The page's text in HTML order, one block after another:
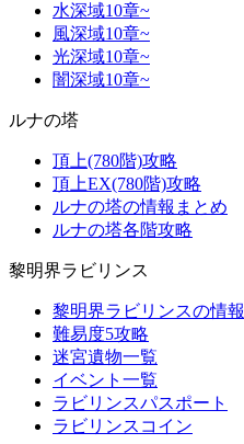
水深域10章~
風深域10章~
光深域10章~
闇深域10章~
ルナの塔
頂上(780階)攻略
頂上EX(780階)攻略
ルナの塔の情報まとめ
ルナの塔各階攻略
黎明界ラビリンス
黎明界ラビリンスの情報
難易度5攻略
迷宮遺物一覧
イベント一覧
ラビリンスパスポート
ラビリンスコイン